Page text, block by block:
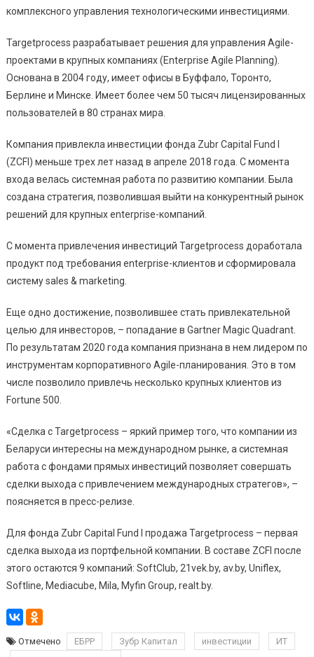
комплексного управления технологическими инвестициями.
Targetprocess разрабатывает решения для управления Agile-
проектами в крупных компаниях (Enterprise Agile Planning).
Основана в 2004 году, имеет офисы в Буффало, Торонто,
Берлине и Минске. Имеет более чем 50 тысяч лицензированных
пользователей в 80 странах мира.
Компания привлекла инвестиции фонда Zubr Capital Fund I
(ZCFI) меньше трех лет назад в апреле 2018 года. С момента
входа велась системная работа по развитию компании. Была
создана стратегия, позволившая выйти на конкурентный рынок
решений для крупных enterprise-компаний.
С момента привлечения инвестиций Targetprocess доработала
продукт под требования enterprise-клиентов и сформировала
систему sales & marketing.
Еще одно достижение, позволившее стать привлекательной
целью для инвесторов, – попадание в Gartner Magic Quadrant.
По результатам 2020 года компания признана в нем лидером по
инструментам корпоративного Agile-планирования. Это в том
числе позволило привлечь несколько крупных клиентов из
Fortune 500.
«Сделка с Targetprocess – яркий пример того, что компании из
Беларуси интересны на международном рынке, а системная
работа с фондами прямых инвестиций позволяет совершать
сделки выхода с привлечением международных стратегов», –
поясняется в пресс-релизе.
Для фонда Zubr Capital Fund I продажа Targetprocess – первая
сделка выхода из портфельной компании. В составе ZCFI после
этого остаются 9 компаний: SoftClub, 21vek.by, av.by, Uniflex,
Softline, Mediacube, Mila, Myfin Group, realt.by.
Отмечено ЕБРР Зубр Капитал инвестиции
ИТ